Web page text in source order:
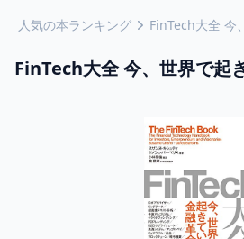
人気の本ランキング
FinTech大全 今、世界で起